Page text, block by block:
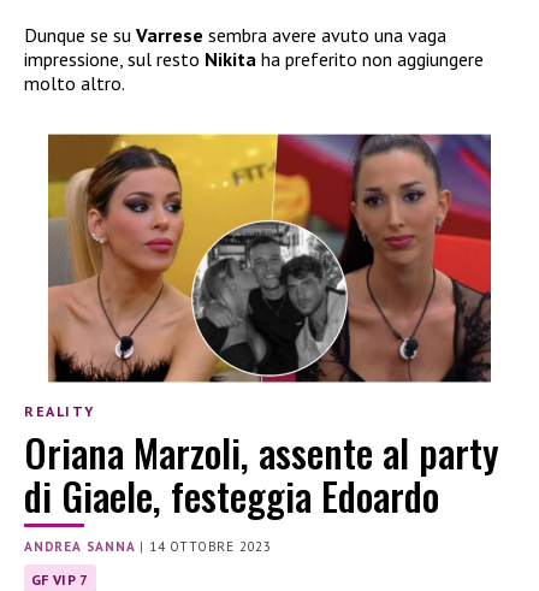
Dunque se su Varrese sembra avere avuto una vaga
impressione, sul resto Nikita ha preferito non aggiungere
molto altro.
REALITY
Oriana Marzoli, assente al party
di Giaele, festeggia Edoardo
ANDREA SANNA | 14 OTTOBRE 2023
GF VIP 7